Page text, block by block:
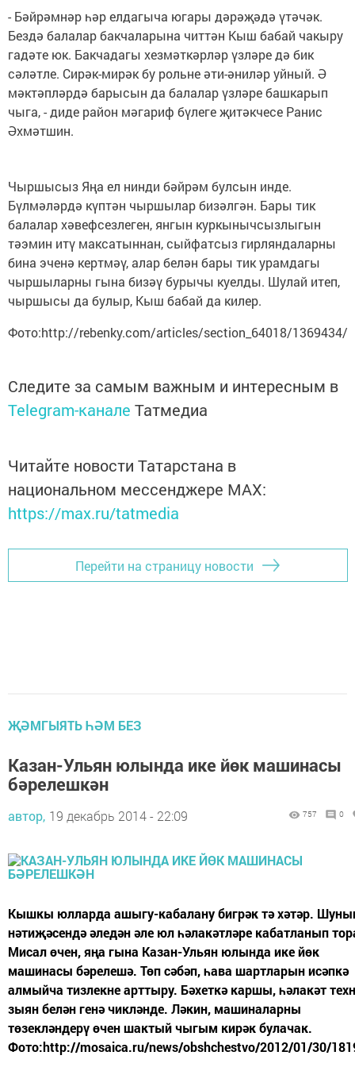
- Бәйрәмнәр һәр елдагыча югары дәрәҗәдә үтәчәк.
Бездә балалар бакчаларына читтән Кыш бабай чакыру
гадәте юк. Бакчадагы хезмәткәрләр үзләре дә бик
сәләтле. Сирәк-мирәк бу рольне әти-әниләр уйный. Ә
мәктәпләрдә барысын да балалар үзләре башкарып
чыга, - диде район мәгариф бүлеге җитәкчесе Ранис
Әхмәтшин.
Чыршысыз Яңа ел нинди бәйрәм булсын инде.
Бүлмәләрдә күптән чыршылар бизәлгән. Бары тик
балалар хәвефсезлеген, янгын куркынычсызлыгын
тәэмин итү максатыннан, сыйфатсыз гирляндаларны
бина эченә кертмәү, алар белән бары тик урамдагы
чыршыларны гына бизәү бурычы куелды. Шулай итеп,
чыршысы да булыр, Кыш бабай да килер.
Фото:http://rebenky.com/articles/section_64018/1369434/
Следите за самым важным и интересным в
Telegram-канале Татмедиа
Читайте новости Татарстана в
национальном мессенджере MАХ:
https://max.ru/tatmedia
Перейти на страницу новости
ҖӘМГЫЯТЬ ҺӘМ БЕЗ
Казан-Ульян юлында ике йөк машинасы
бәрелешкән
автор, 19 декабрь 2014 - 22:09 757 0
Кышкы юлларда ашыгу-кабалану бигрәк тә хәтәр.
нәтиҗәсендә әледән әле юл һәлакәтләре кабатланып
Мисал өчен, яңа гына Казан-Ульян юлында ике йөк
машинасы бәрелешә. Төп сәбәп, һава шартларын исәпкә
алмыйча тизлекне арттыру. Бәхеткә каршы, һәлакәт
зыян белән генә чикләнде. Ләкин, машиналарны
төзекләндерү өчен шактый чыгым кирәк булачак.
Фото:http://mosaica.ru/news/obshchestvo/2012/01/30/